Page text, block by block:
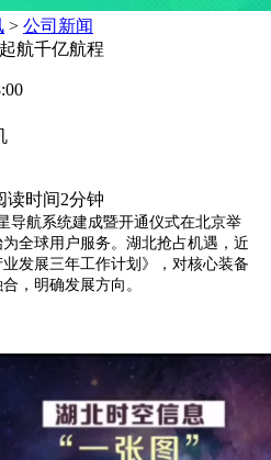
> 公司新闻
航千亿航程
读时间2分钟
导航系统建成暨开通仪式在北京举
全球用户服务。湖北抢占机遇，近
发展三年工作计划》，对核心装备
，明确发展方向。